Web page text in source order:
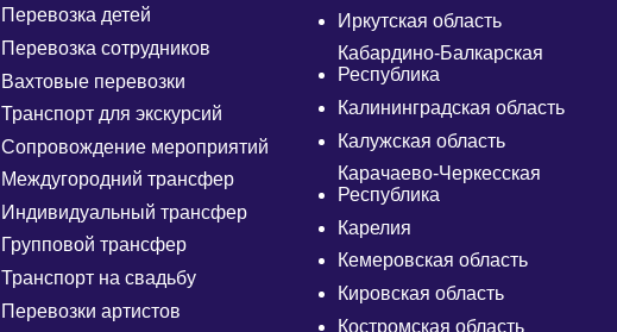
Перевозка детей
Перевозка сотрудников
Вахтовые перевозки
Транспорт для экскурсий
Сопровождение мероприятий
Междугородний трансфер
Индивидуальный трансфер
Групповой трансфер
Транспорт на свадьбу
Перевозки артистов
Иркутская область
Кабардино-Балкарская
Республика
Калининградская область
Калужская область
Карачаево-Черкесская
Республика
Карелия
Кемеровская область
Кировская область
Костромская область